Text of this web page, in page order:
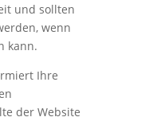
und sollten
wenn
kann.
Ihre
der Website